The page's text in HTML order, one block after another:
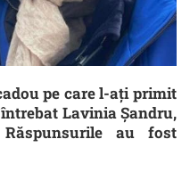
pe care l-ați primit
Lavinia Șandru,
au fost